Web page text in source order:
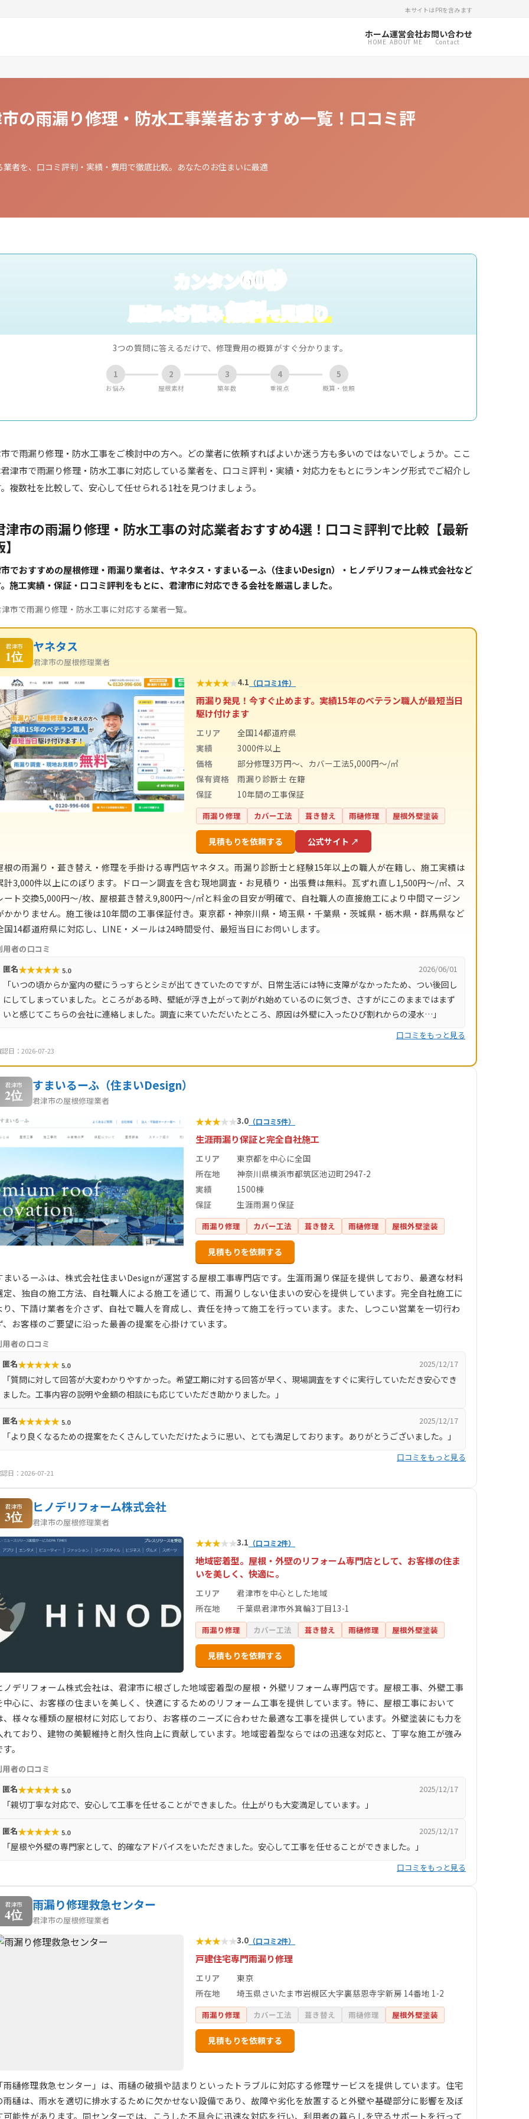
本サイトはPRを含みます
ホーム
HOME
運営会社
ABOUT ME
お問い合わせ
Contact
の雨漏り修理・防水工事業者おすすめ一覧！口コミ評
者を、口コミ評判・実績・費用で徹底比較。あなたのお住まいに最適
カンタン60秒
屋根のお悩み無料で見積り
3つの質問に答えるだけで、修理費用の概算がすぐ分かります。
1
お悩み
2
屋根素材
3
築年数
4
重視点
5
概算・依頼
で雨漏り修理・防水工事をご検討中の方へ。どの業者に依頼すればよいか迷う方も多いのではないでしょうか。ここ
津市で雨漏り修理・防水工事に対応している業者を、口コミ評判・実績・対応力をもとにランキング形式でご紹介し
複数社を比較して、安心して任せられる1社を見つけましょう。
津市の雨漏り修理・防水工事の対応業者おすすめ4選！口コミ評判で比較【最新
でおすすめの屋根修理・雨漏り業者は、ヤネタス・すまいるーふ（住まいDesign）・ヒノデリフォーム株式会社など
施工実績・保証・口コミ評判をもとに、君津市に対応できる会社を厳選しました。
市で雨漏り修理・防水工事に対応する業者一覧。
君津市
1位
ヤネタス
君津市の屋根修理業者
★★★★★4.1 （口コミ1件）
雨漏り発見！今すぐ止めます。実績15年のベテラン職人が最短当日
駆け付けます
エリア
全国14都道府県
実績
3000件以上
価格
部分修理3万円～、カバー工法5,000円～/㎡
保有資格
雨漏り診断士 在籍
保証
10年間の工事保証
雨漏り修理 カバー工法 葺き替え 雨樋修理 屋根外壁塗装
見積もりを依頼する 公式サイト ↗
根の雨漏り・葺き替え・修理を手掛ける専門店ヤネタス。雨漏り診断士と経験15年以上の職人が在籍し、施工実績は
計3,000件以上にのぼります。ドローン調査を含む現地調査・お見積り・出張費は無料。瓦ずれ直し1,500円〜/㎡、ス
ート交換5,000円〜/枚、屋根葺き替え9,800円〜/㎡と料金の目安が明確で、自社職人の直接施工により中間マージン
かかりません。施工後は10年間の工事保証付き。東京都・神奈川県・埼玉県・千葉県・茨城県・栃木県・群馬県など
国14都道府県に対応し、LINE・メールは24時間受付、最短当日にお伺いします。
用者の口コミ
匿名★★★★★ 5.0 2026/06/01
「いつの頃からか室内の壁にうっすらとシミが出てきていたのですが、日常生活には特に支障がなかったため、つい後回し
にしてしまっていました。ところがある時、壁紙が浮き上がって剥がれ始めているのに気づき、さすがにこのままではまず
いと感じてこちらの会社に連絡しました。調査に来ていただいたところ、原因は外壁に入ったひび割れからの浸水…」
口コミをもっと見る
認日：2026-07-23
君津市
2位
すまいるーふ（住まいDesign）
君津市の屋根修理業者
★★★★★3.0 （口コミ5件）
生涯雨漏り保証と完全自社施工
エリア
東京都を中心に全国
所在地
神奈川県横浜市都筑区池辺町2947-2
実績
1500棟
保証
生涯雨漏り保証
雨漏り修理 カバー工法 葺き替え 雨樋修理 屋根外壁塗装
見積もりを依頼する
まいるーふは、株式会社住まいDesignが運営する屋根工事専門店です。生涯雨漏り保証を提供しており、最適な材料
定、独自の施工方法、自社職人による施工を通じて、雨漏りしない住まいの安心を提供しています。完全自社施工に
り、下請け業者を介さず、自社で職人を育成し、責任を持って施工を行っています。また、しつこい営業を一切行わ
、お客様のご要望に沿った最善の提案を心掛けています。
用者の口コミ
匿名★★★★★ 5.0 2025/12/17
「質問に対して回答が大変わかりやすかった。希望工期に対する回答が早く、現場調査をすぐに実行していただき安心でき
ました。工事内容の説明や金額の相談にも応じていただき助かりました。」
匿名★★★★★ 5.0 2025/12/17
「より良くなるための提案をたくさんしていただけたように思い、とても満足しております。ありがとうございました。」
口コミをもっと見る
日：2026-07-21
君津市
3位
ヒノデリフォーム株式会社
君津市の屋根修理業者
★★★★★3.1 （口コミ2件）
地域密着型。屋根・外壁のリフォーム専門店として、お客様の住ま
いを美しく、快適に。
エリア
君津市を中心とした地域
所在地
千葉県君津市外箕輪3丁目13-1
雨漏り修理 カバー工法 葺き替え 雨樋修理 屋根外壁塗装
見積もりを依頼する
ノデリフォーム株式会社は、君津市に根ざした地域密着型の屋根・外壁リフォーム専門店です。屋根工事、外壁工事
中心に、お客様の住まいを美しく、快適にするためのリフォーム工事を提供しています。特に、屋根工事において
、様々な種類の屋根材に対応しており、お客様のニーズに合わせた最適な工事を提供しています。外壁塗装にも力を
れており、建物の美観維持と耐久性向上に貢献しています。地域密着型ならではの迅速な対応と、丁寧な施工が強み
。
用者の口コミ
匿名★★★★★ 5.0 2025/12/17
「親切丁寧な対応で、安心して工事を任せることができました。仕上がりも大変満足しています。」
匿名★★★★★ 5.0 2025/12/17
「屋根や外壁の専門家として、的確なアドバイスをいただきました。安心して工事を任せることができました。」
口コミをもっと見る
君津市
4位
雨漏り修理救急センター
君津市の屋根修理業者
★★★★★3.0 （口コミ2件）
戸建住宅専門雨漏り修理
エリア
東京
所在地
埼玉県さいたま市岩槻区大字裏慈恩寺字新房 14番地 1-2
雨漏り修理 カバー工法 葺き替え 雨樋修理 屋根外壁塗装
見積もりを依頼する
雨樋修理救急センター」は、雨樋の破損や詰まりといったトラブルに対応する修理サービスを提供しています。住宅
雨樋は、雨水を適切に排水するために欠かせない設備であり、故障や劣化を放置すると外壁や基礎部分に影響を及ぼ
可能性があります。同センターでは、こうした不具合に迅速な対応を行い、利用者の暮らしを守るサポートを行って